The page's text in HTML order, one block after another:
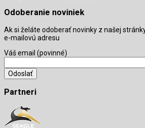
Odoberanie noviniek
Ak si želáte odoberať novinky z našej
e-mailovú adresu
Váš email (povinné)
Partneri